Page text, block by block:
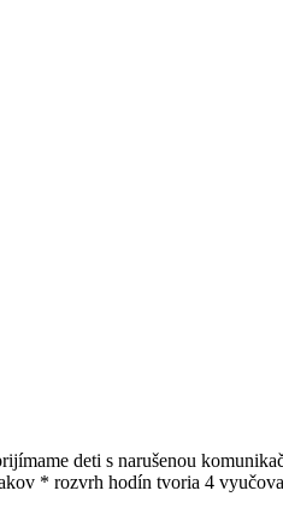
deti s narušenou
* rozvrh hodín tvoria 4